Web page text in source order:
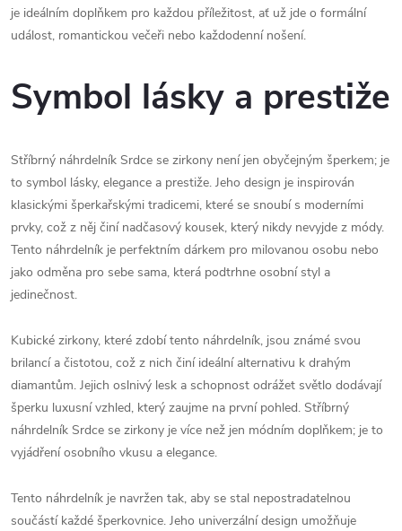
je ideálním doplňkem pro každou příležitost, ať už jde o formální
událost, romantickou večeři nebo každodenní nošení.
Symbol lásky a prestiže
Stříbrný náhrdelník Srdce se zirkony není jen obyčejným šperkem; je
to symbol lásky, elegance a prestiže. Jeho design je inspirován
klasickými šperkařskými tradicemi, které se snoubí s moderními
prvky, což z něj činí nadčasový kousek, který nikdy nevyjde z módy.
Tento náhrdelník je perfektním dárkem pro milovanou osobu nebo
jako odměna pro sebe sama, která podtrhne osobní styl a
jedinečnost.
Kubické zirkony, které zdobí tento náhrdelník, jsou známé svou
brilancí a čistotou, což z nich činí ideální alternativu k drahým
diamantům. Jejich oslnivý lesk a schopnost odrážet světlo dodávají
šperku luxusní vzhled, který zaujme na první pohled. Stříbrný
náhrdelník Srdce se zirkony je více než jen módním doplňkem; je to
vyjádření osobního vkusu a elegance.
Tento náhrdelník je navržen tak, aby se stal nepostradatelnou
součástí každé šperkovnice. Jeho univerzální design umožňuje